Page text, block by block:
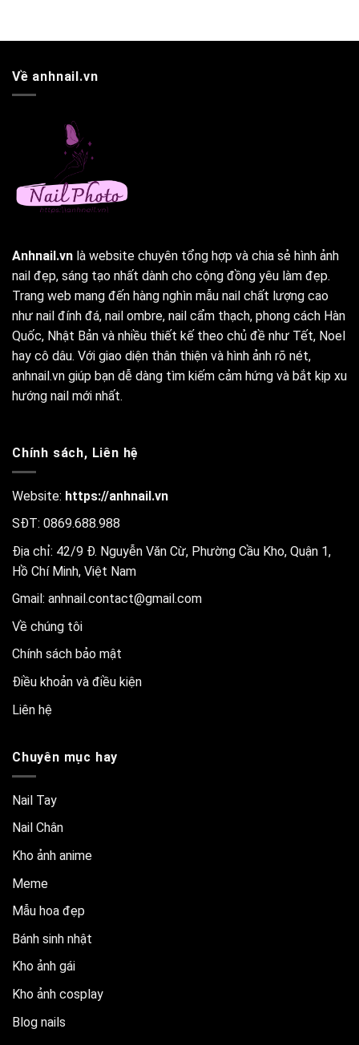
Về anhnail.vn
Anhnail.vn là website chuyên tổng hợp và chia sẻ hình ảnh
nail đẹp, sáng tạo nhất dành cho cộng đồng yêu làm đẹp.
Trang web mang đến hàng nghìn mẫu nail chất lượng cao
như nail đính đá, nail ombre, nail cẩm thạch, phong cách Hàn
Quốc, Nhật Bản và nhiều thiết kế theo chủ đề như Tết, Noel
hay cô dâu. Với giao diện thân thiện và hình ảnh rõ nét,
anhnail.vn giúp bạn dễ dàng tìm kiếm cảm hứng và bắt kịp xu
hướng nail mới nhất.
Chính sách, Liên hệ
Website: https://anhnail.vn
SĐT: 0869.688.988
Địa chỉ: 42/9 Đ. Nguyễn Văn Cừ, Phường Cầu Kho, Quận 1,
Hồ Chí Minh, Việt Nam
Gmail: anhnail.contact@gmail.com
Về chúng tôi
Chính sách bảo mật
Điều khoản và điều kiện
Liên hệ
Chuyên mục hay
Nail Tay
Nail Chân
Kho ảnh anime
Meme
Mẫu hoa đẹp
Bánh sinh nhật
Kho ảnh gái
Kho ảnh cosplay
Blog nails